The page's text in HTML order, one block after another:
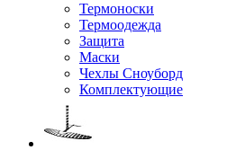
Термоноски
Термоодежда
Защита
Маски
Чехлы Сноуборд
Комплектующие